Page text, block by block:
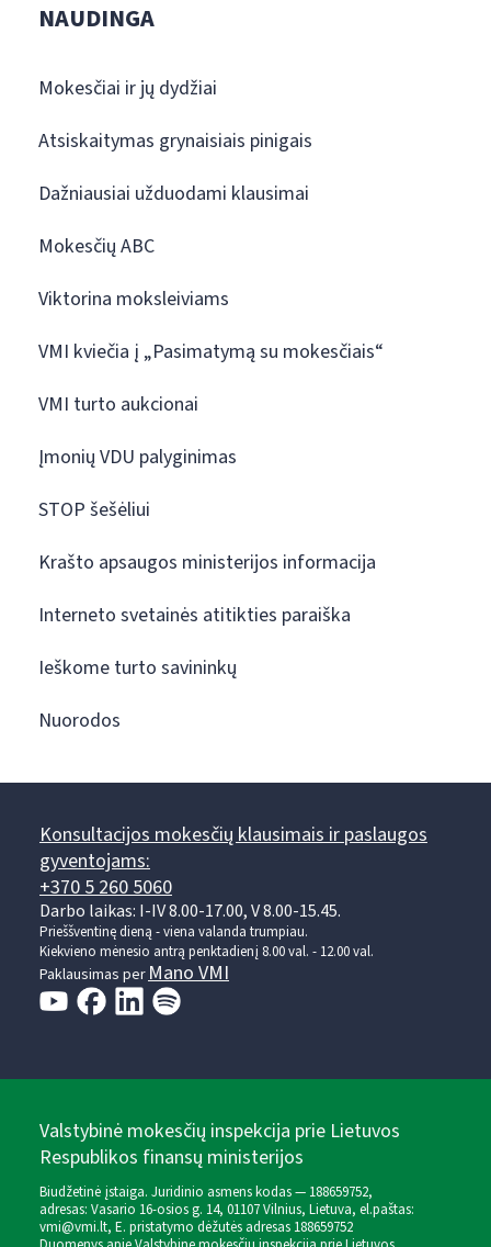
NAUDINGA
Mokesčiai ir jų dydžiai
Atsiskaitymas grynaisiais pinigais
Dažniausiai užduodami klausimai
Mokesčių ABC
Viktorina moksleiviams
VMI kviečia į „Pasimatymą su mokesčiais“
VMI turto aukcionai
Įmonių VDU palyginimas
STOP šešėliui
Krašto apsaugos ministerijos informacija
Interneto svetainės atitikties paraiška
Ieškome turto savininkų
Nuorodos
Konsultacijos mokesčių klausimais ir paslaugos
gyventojams:
+370 5 260 5060
Darbo laikas: I-IV 8.00-17.00, V 8.00-15.45.
Prieššventinę dieną - viena valanda trumpiau.
Kiekvieno mėnesio antrą penktadienį 8.00 val. - 12.00 val.
Paklausimas perMano VMI
Valstybinė mokesčių inspekcija prie Lietuvos
Respublikos finansų ministerijos
Biudžetinė įstaiga. Juridinio asmens kodas — 188659752,
adresas: Vasario 16-osios g. 14, 01107 Vilnius, Lietuva, el.paštas:
vmi@vmi.lt, E. pristatymo dėžutės adresas 188659752